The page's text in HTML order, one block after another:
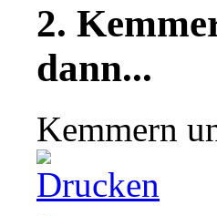
2.
dann...
Kemmern